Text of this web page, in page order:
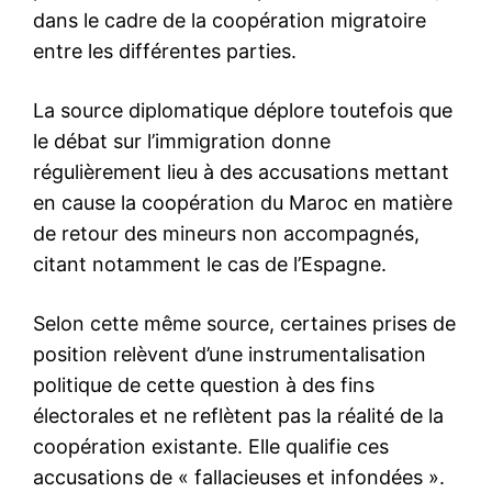
Insight Publications
À propos
Nous contacter
Formules d’abonnement
Mon compte
Arrivée du Roi Mohammed VI
au Palais de la Présidence
ivoirienne
Le Président Alassane
Ouattara a annoncé sur son
compte twitter, l’arrivée du
Roi Mohammed VI au Palais
de la Présidence ivoirien où il
Le Président ivoirien offre un
déjeuner officiel en l’honneur
de SM le Roi
Abidjan – Le Président de la
République de Côte d’Ivoire,
SEM. Alassane Dramane
Ouattara, a offert, lundi au
palais présidentiel à Abidjan,